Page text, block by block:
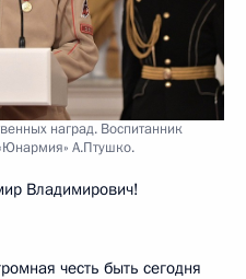
наград. Воспитанник
А.Птушко.
Владимирович!
честь быть сегодня